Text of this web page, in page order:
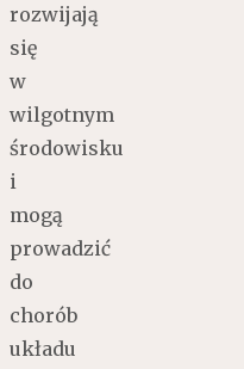
rozwijają
się
w
wilgotnym
środowisku
i
mogą
prowadzić
do
chorób
układu